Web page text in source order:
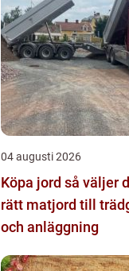
04 augusti 2026
Köpa jord så väljer du
rätt matjord till
och anläggning